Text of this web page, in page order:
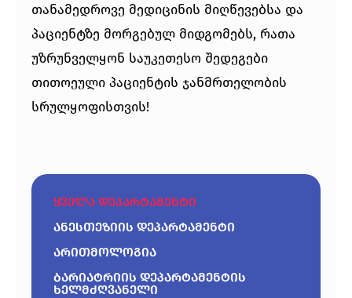
თანამედროვე მედიცინის მიღწევებსა და
პაციენტზე მორგებულ მიდგომებს, რათა
უზრუნველყონ საუკეთესო შედეგები
თითოეული პაციენტის ჯანმრთელობის
სრულყოფისთვის!
ანესთეზიის დეპარტამენტი
არითმოლოგია
ბარიატრიის დეპარტამენტის
ხელმძღვანელი
ყველა დეპარტამენტი